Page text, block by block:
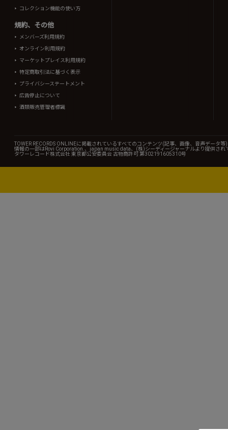
コレクション機能の使い方
規約、その他
メンバーズ利用規約
オンライン利用規約
マーケットプレイス利用規約
特定商取引法に基づく表示
プライバシーステートメント
広告停止について
酒類販売管理者標識
TOWER RECORDS ONLINEに掲載されているすべてのコンテンツ(記事、画像、音声データ
情報の一部はRovi Corporation.、japan music data、(株)シーディージャーナルより提供され
タワーレコード株式会社 東京都公安委員会 古物商許可 第302191605310号